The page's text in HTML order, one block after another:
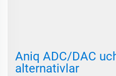
Aniq ADC/DAC
alternativlar